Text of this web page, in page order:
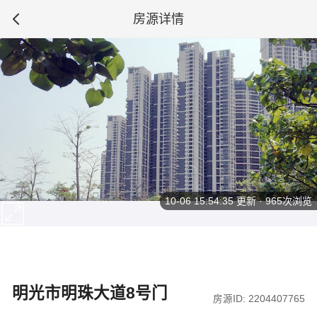
房源详情
明光市明珠大道8号门 房源ID: 2204407765
10-06 15:54:35更新 · 965次浏览